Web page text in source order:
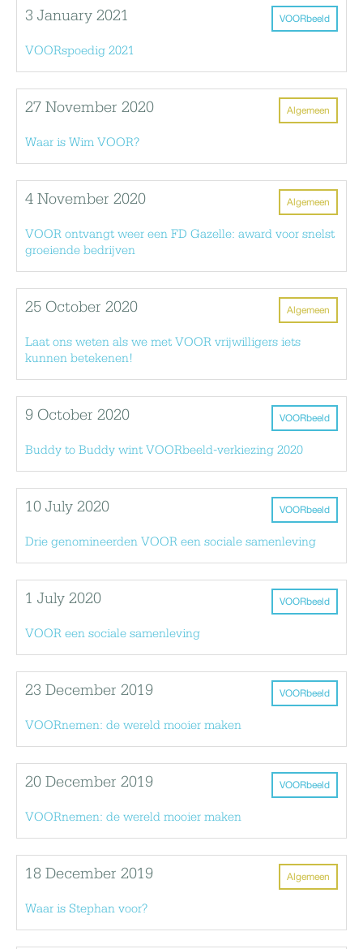
VOORbeeld
3 January 2021
VOORspoedig 2021
Algemeen
27 November 2020
Waar is Wim VOOR?
Algemeen
4 November 2020
VOOR ontvangt weer een FD Gazelle: award voor snelst
groeiende bedrijven
Algemeen
25 October 2020
Laat ons weten als we met VOOR vrijwilligers iets
kunnen betekenen!
VOORbeeld
9 October 2020
Buddy to Buddy wint VOORbeeld-verkiezing 2020
VOORbeeld
10 July 2020
Drie genomineerden VOOR een sociale samenleving
VOORbeeld
1 July 2020
VOOR een sociale samenleving
VOORbeeld
23 December 2019
VOORnemen: de wereld mooier maken
VOORbeeld
20 December 2019
VOORnemen: de wereld mooier maken
Algemeen
18 December 2019
Waar is Stephan voor?